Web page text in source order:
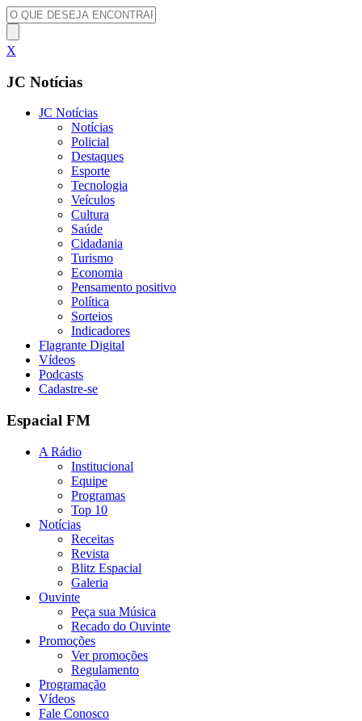
X
JC Notícias
JC Notícias
Notícias
Policial
Destaques
Esporte
Tecnologia
Veículos
Cultura
Saúde
Cidadania
Turismo
Economia
Pensamento positivo
Política
Sorteios
Indicadores
Flagrante Digital
Vídeos
Podcasts
Cadastre-se
Espacial FM
A Rádio
Institucional
Equipe
Programas
Top 10
Notícias
Receitas
Revista
Blitz Espacial
Galeria
Ouvinte
Peça sua Música
Recado do Ouvinte
Promoções
Ver promoções
Regulamento
Programação
Vídeos
Fale Conosco